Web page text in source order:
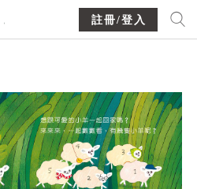
註冊/登入